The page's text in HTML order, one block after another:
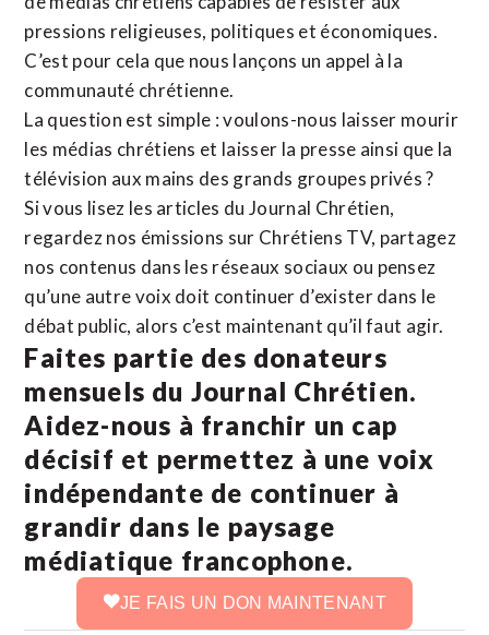
pressions religieuses, politiques et économiques.
C’est pour cela que nous lançons un appel à la
communauté chrétienne.
La question est simple : voulons-nous laisser mourir
les médias chrétiens et laisser la presse ainsi que la
télévision aux mains des grands groupes privés ?
Si vous lisez les articles du Journal Chrétien,
regardez nos émissions sur Chrétiens TV, partagez
nos contenus dans les réseaux sociaux ou pensez
qu’une autre voix doit continuer d’exister dans le
débat public, alors c’est maintenant qu’il faut agir.
Faites partie des donateurs
mensuels du Journal Chrétien.
Aidez-nous à franchir un cap
décisif et permettez à une voix
indépendante de continuer à
grandir dans le paysage
médiatique francophone.
JE FAIS UN DON MAINTENANT